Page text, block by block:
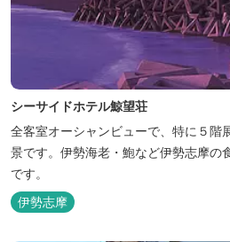
シーサイドホテル鯨望荘
全客室オーシャンビューで、特に５階
景です。伊勢海老・鮑など伊勢志摩の
です。
伊勢志摩